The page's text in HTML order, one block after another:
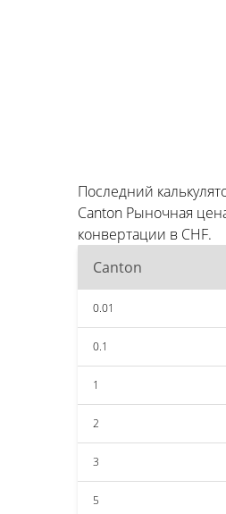
Последний
Canton Рыночная
конвертации в CHF.
Canton
0.01
0.1
1
2
3
5